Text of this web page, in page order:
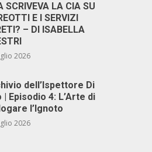
SCRIVEVA LA CIA SU
E I SERVIZI
– DI ISABELLA
2026
dell’Ispettore Di
| Episodio 4: L’Arte di
l’Ignoto
2026